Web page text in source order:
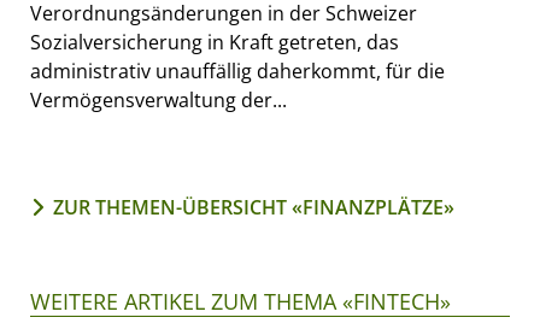
Verordnungsänderungen in der Schweizer
Sozialversicherung in Kraft getreten, das
administrativ unauffällig daherkommt, für die
Vermögensverwaltung der...
ZUR THEMEN-ÜBERSICHT «FINANZPLÄTZE»
WEITERE ARTIKEL ZUM THEMA «FINTECH»